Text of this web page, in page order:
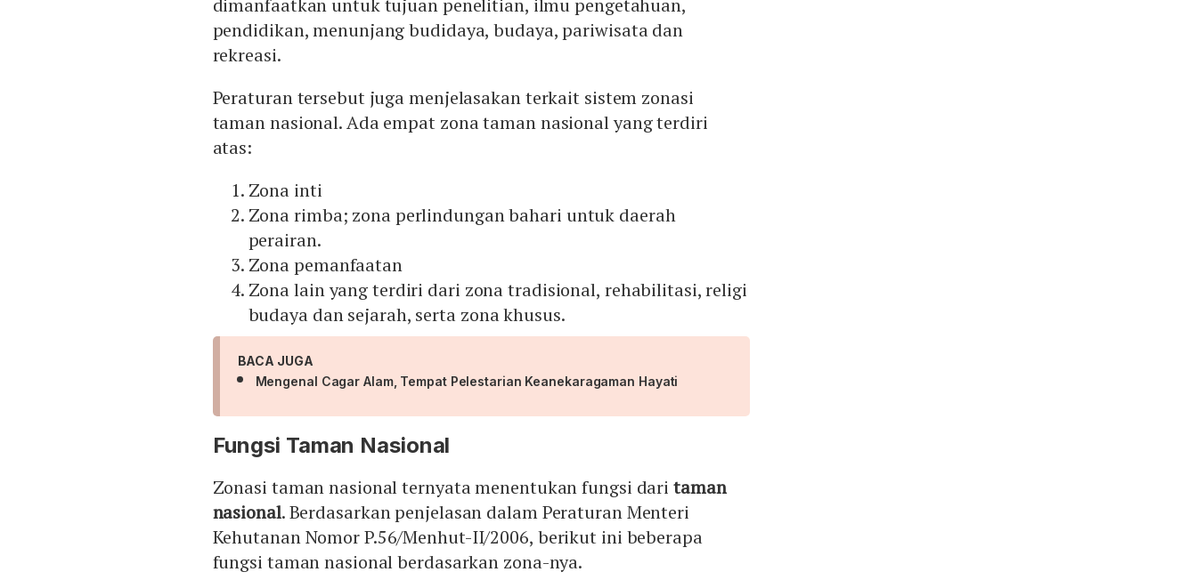
dimanfaatkan untuk tujuan penelitian, ilmu pengetahuan,
pendidikan, menunjang budidaya, budaya, pariwisata dan
rekreasi.
Peraturan tersebut juga menjelasakan terkait sistem zonasi
taman nasional. Ada empat zona taman nasional yang terdiri
atas:
Zona inti
Zona rimba; zona perlindungan bahari untuk daerah
perairan.
Zona pemanfaatan
Zona lain yang terdiri dari zona tradisional, rehabilitasi, religi
budaya dan sejarah, serta zona khusus.
BACA JUGA
Mengenal Cagar Alam, Tempat Pelestarian Keanekaragaman Hayati
Fungsi Taman Nasional
Zonasi taman nasional ternyata menentukan fungsi daritaman
nasional. Berdasarkan penjelasan dalam Peraturan Menteri
Kehutanan Nomor P.56/Menhut-II/2006, berikut ini beberapa
fungsi taman nasional berdasarkan zona-nya.